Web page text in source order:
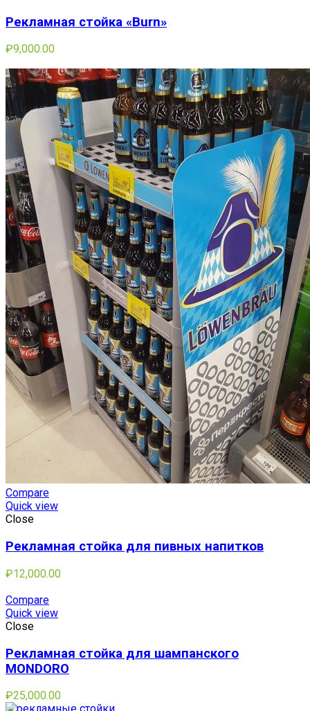
Рекламная стойка «Burn»
₽9,000.00
Compare
Quick view
Close
Рекламная стойка для пивных напитков
₽12,000.00
Compare
Quick view
Close
Рекламная стойка для шампанского
MONDORO
₽25,000.00